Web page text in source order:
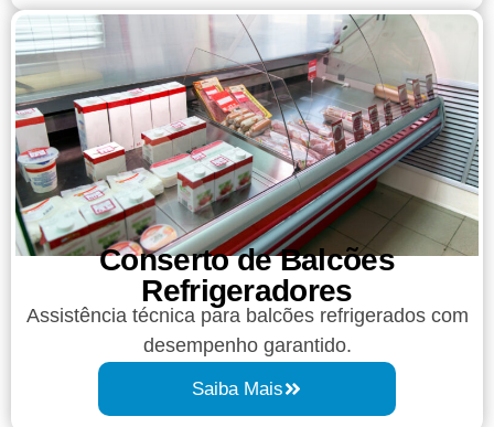
Conserto de Balcões
Refrigeradores
Assistência técnica para balcões refrigerados com
desempenho garantido.
Saiba Mais